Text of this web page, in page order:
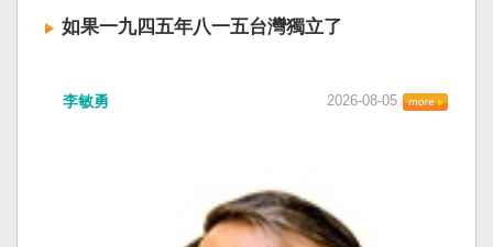
如果一九四五年八一五台灣獨立了
李敏勇 2026-08-05